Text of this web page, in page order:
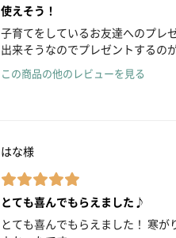
使えそう！
子育てをしているお友達へのプレ
出来そうなのでプレゼントするの
この商品の他のレビューを見る
はな様
とても喜んでもらえました♪
とても喜んでもらえました！ 寒